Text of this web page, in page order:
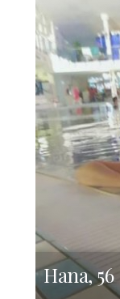
Hana, 56